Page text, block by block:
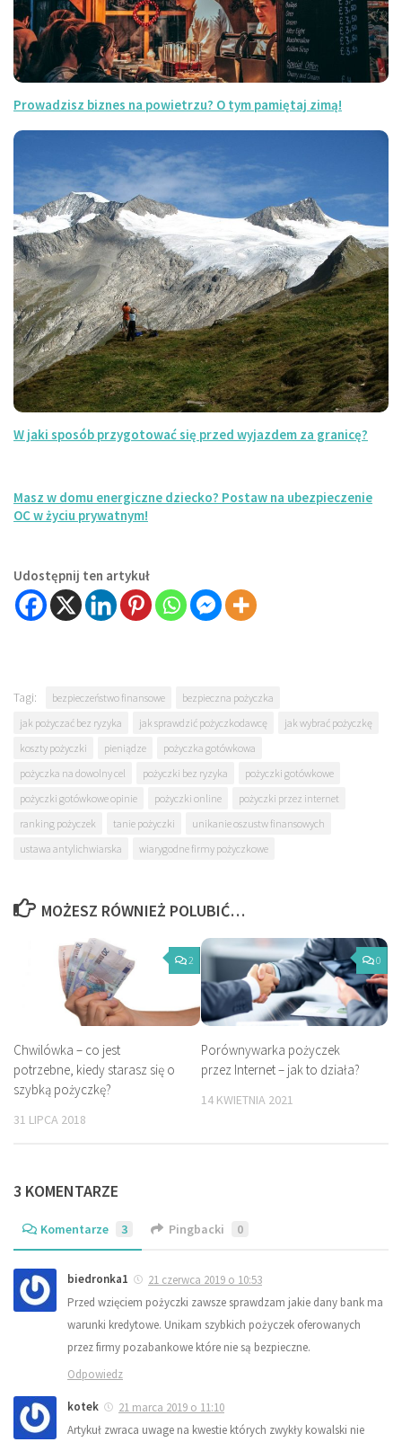
Prowadzisz biznes na powietrzu? O tym pamiętaj zimą!
W jaki sposób przygotować się przed wyjazdem za granicę?
Masz w domu energiczne dziecko? Postaw na ubezpieczenie
OC w życiu prywatnym!
Udostępnij ten artykuł
Tagi: bezpieczeństwo finansowe
bezpieczna pożyczka
jak pożyczać bez ryzyka
jak sprawdzić pożyczkodawcę
jak wybrać pożyczkę
koszty pożyczki
pieniądze
pożyczka gotówkowa
pożyczka na dowolny cel
pożyczki bez ryzyka
pożyczki gotówkowe
pożyczki gotówkowe opinie
pożyczki online
pożyczki przez internet
ranking pożyczek
tanie pożyczki
unikanie oszustw finansowych
ustawa antylichwiarska
wiarygodne firmy pożyczkowe
MOŻESZ RÓWNIEŻ POLUBIĆ…
2
Chwilówka – co jest
potrzebne, kiedy starasz się o
szybką pożyczkę?
31 LIPCA 2018
0
Porównywarka pożyczek
przez Internet – jak to działa?
14 KWIETNIA 2021
3 KOMENTARZE
Komentarze 3 Pingbacki 0
biedronka1
21 czerwca 2019 o 10:53
Przed wzięciem pożyczki zawsze sprawdzam jakie dany bank ma
warunki kredytowe. Unikam szybkich pożyczek oferowanych
przez firmy pozabankowe które nie są bezpieczne.
Odpowiedz
kotek
21 marca 2019 o 11:10
Artykuł zwraca uwage na kwestie których zwykły kowalski nie